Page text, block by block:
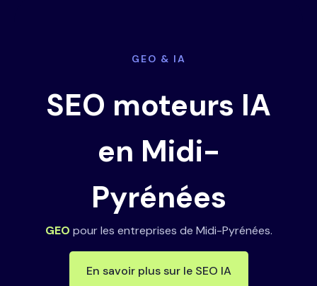
GEO & IA
SEO moteurs IA
en Midi-
Pyrénées
GEO pour les entreprises de Midi-Pyrénées.
En savoir plus sur le SEO IA